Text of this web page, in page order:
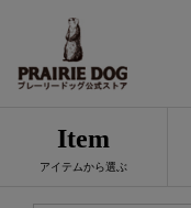
Item
アイテムから選ぶ